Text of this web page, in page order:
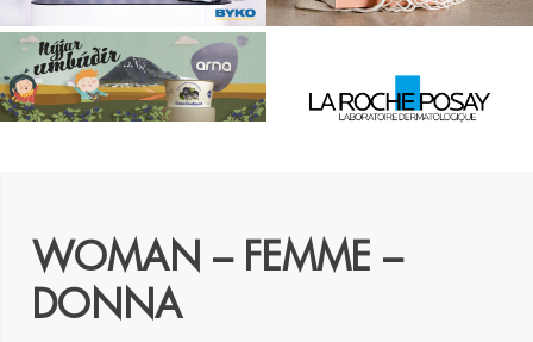
WOMAN – FEMME –
DONNA